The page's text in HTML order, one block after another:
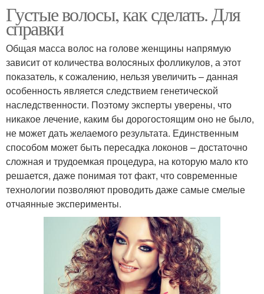
Густые волосы, как сделать. Для
справки
Общая масса волос на голове женщины напрямую
зависит от количества волосяных фолликулов, а этот
показатель, к сожалению, нельзя увеличить – данная
особенность является следствием генетической
наследственности. Поэтому эксперты уверены, что
никакое лечение, каким бы дорогостоящим оно не было,
не может дать желаемого результата. Единственным
способом может быть пересадка локонов – достаточно
сложная и трудоемкая процедура, на которую мало кто
решается, даже понимая тот факт, что современные
технологии позволяют проводить даже самые смелые
отчаянные эксперименты.